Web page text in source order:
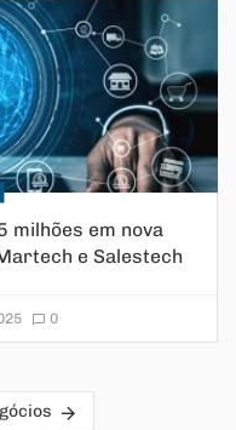
milhões em nova
e Salestech
0